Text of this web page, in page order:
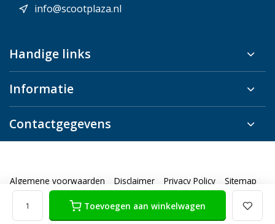
Toevoegen aan winkelwagen
info@scootplaza.nl
Handige links
Informatie
Contactgegevens
Algemene voorwaarden Disclaimer Privacy Policy Sitemap